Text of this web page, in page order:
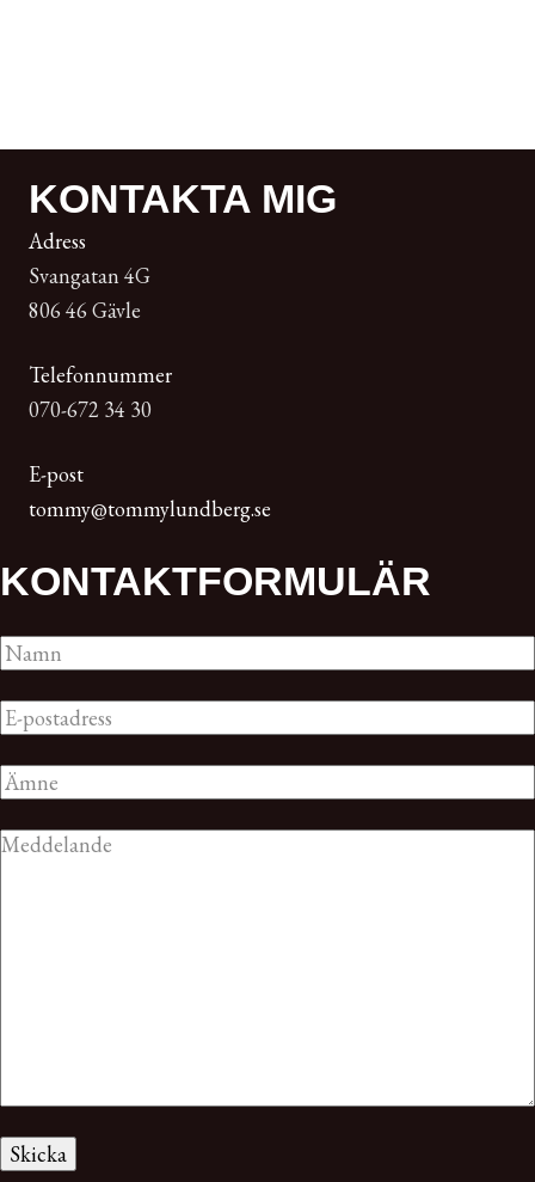
KONTAKTA MIG
Adress
Svangatan 4G
806 46 Gävle
Telefonnummer
070-672 34 30
E-post
tommy@tommylundberg.se
KONTAKT­FORMULÄR